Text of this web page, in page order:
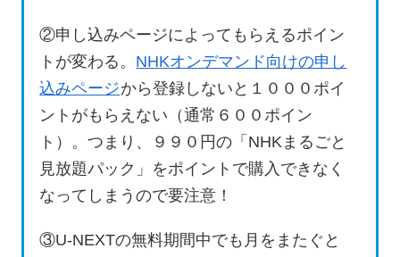
②申し込みページによってもらえるポイン
トが変わる。 NHKオンデマンド向けの申し
込みページから登録しないと１０００ポイ
ントがもらえない（通常６００ポイン
ト）。つまり、９９０円の「NHKまるごと
見放題パック」をポイントで購入できなく
なってしまうので要注意！
③U-NEXTの無料期間中でも月をまたぐと